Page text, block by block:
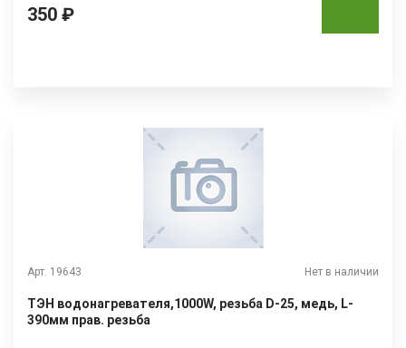
350 ₽
Арт. 19643 Нет в наличии
ТЭН водонагревателя,1000W, резьба D-25, медь, L-
390мм прав. резьба